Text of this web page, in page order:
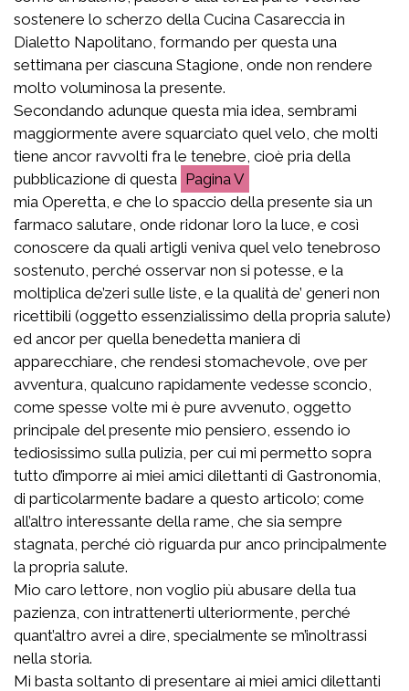
sostenere lo scherzo della Cucina Casareccia in
Dialetto Napolitano, formando per questa una
settimana per ciascuna Stagione, onde non rendere
molto voluminosa la presente.
Secondando adunque questa mia idea, sembrami
maggiormente avere squarciato quel velo, che molti
tiene ancor ravvolti fra le tenebre, cioè pria della
pubblicazione di questa
V
mia Operetta, e che lo spaccio della presente sia un
farmaco salutare, onde ridonar loro la luce, e così
conoscere da quali artigli veniva quel velo tenebroso
sostenuto, perché osservar non si potesse, e la
moltiplica de’zeri sulle liste, e la qualità de’ generi non
ricettibili (oggetto essenzialissimo della propria salute)
ed ancor per quella benedetta maniera di
apparecchiare, che rendesi stomachevole, ove per
avventura, qualcuno rapidamente vedesse sconcio,
come spesse volte mi è pure avvenuto, oggetto
principale del presente mio pensiero, essendo io
tediosissimo sulla pulizia, per cui mi permetto sopra
tutto d’imporre ai miei amici dilettanti di Gastronomia,
di particolarmente badare a questo articolo; come
all’altro interessante della rame, che sia sempre
stagnata, perché ciò riguarda pur anco principalmente
la propria salute.
Mio caro lettore, non voglio più abusare della tua
pazienza, con intrattenerti ulteriormente, perché
quant’altro avrei a dire, specialmente se m’inoltrassi
nella storia.
Mi basta soltanto di presentare ai miei amici dilettanti